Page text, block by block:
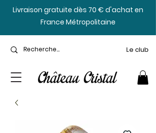
​Livraison gratuite dès 70 € d'achat en
France Métropolitaine
Le club